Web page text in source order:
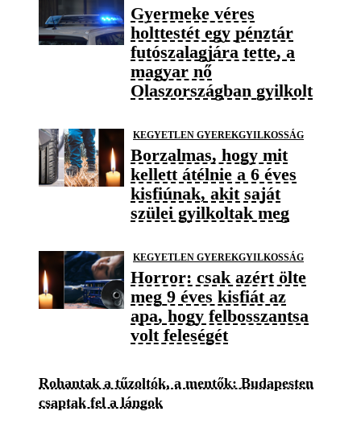
Gyermeke véres
holttestét egy pénztár
futószalagjára tette, a
magyar nő
Olaszországban gyilkolt
KEGYETLEN GYEREKGYILKOSSÁG
Borzalmas, hogy mit
kellett átélnie a 6 éves
kisfiúnak, akit saját
szülei gyilkoltak meg
KEGYETLEN GYEREKGYILKOSSÁG
Horror: csak azért ölte
meg 9 éves kisfiát az
apa, hogy felbosszantsa
volt feleségét
Rohantak a tűzoltók, a mentők: Budapesten
csaptak fel a lángok